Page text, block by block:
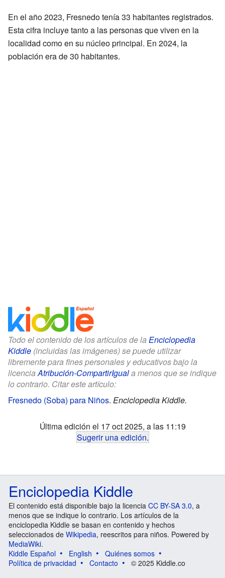
En el año 2023, Fresnedo tenía 33 habitantes registrados.
Esta cifra incluye tanto a las personas que viven en la
localidad como en su núcleo principal. En 2024, la
población era de 30 habitantes.
Todo el contenido de los artículos de la Enciclopedia
Kiddle (incluidas las imágenes) se puede utilizar
libremente para fines personales y educativos bajo la
licenciaAtribución-CompartirIguala menos que se indique
lo contrario. Citar este artículo:
Fresnedo (Soba) para Niños. Enciclopedia Kiddle.
Última edición el 17 oct 2025, a las 11:19
Sugerir una edición.
Enciclopedia Kiddle
El contenido está disponible bajo la licencia CC BY-SA 3.0, a
menos que se indique lo contrario. Los artículos de la
enciclopedia Kiddle se basan en contenido y hechos
seleccionados de Wikipedia, reescritos para niños. Powered by
MediaWiki.
Kiddle Español
English
Quiénes somos
Política de privacidad
Contacto © 2025 Kiddle.co